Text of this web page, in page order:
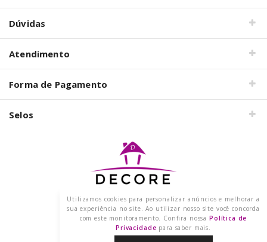
Dúvidas
Atendimento
Forma de Pagamento
Selos
Razão Social: DECORE COM PAPEL LTDA
CNPJ: 15.473.249/0001-91
2021 @ Todos os direitos reservados.
Utilizamos cookies para personalizar anúncios e melhorar a
sua experiência no site. Ao utilizar nosso site você concorda
com este monitoramento. Confira nossa Política de
Privacidade para saber mais.